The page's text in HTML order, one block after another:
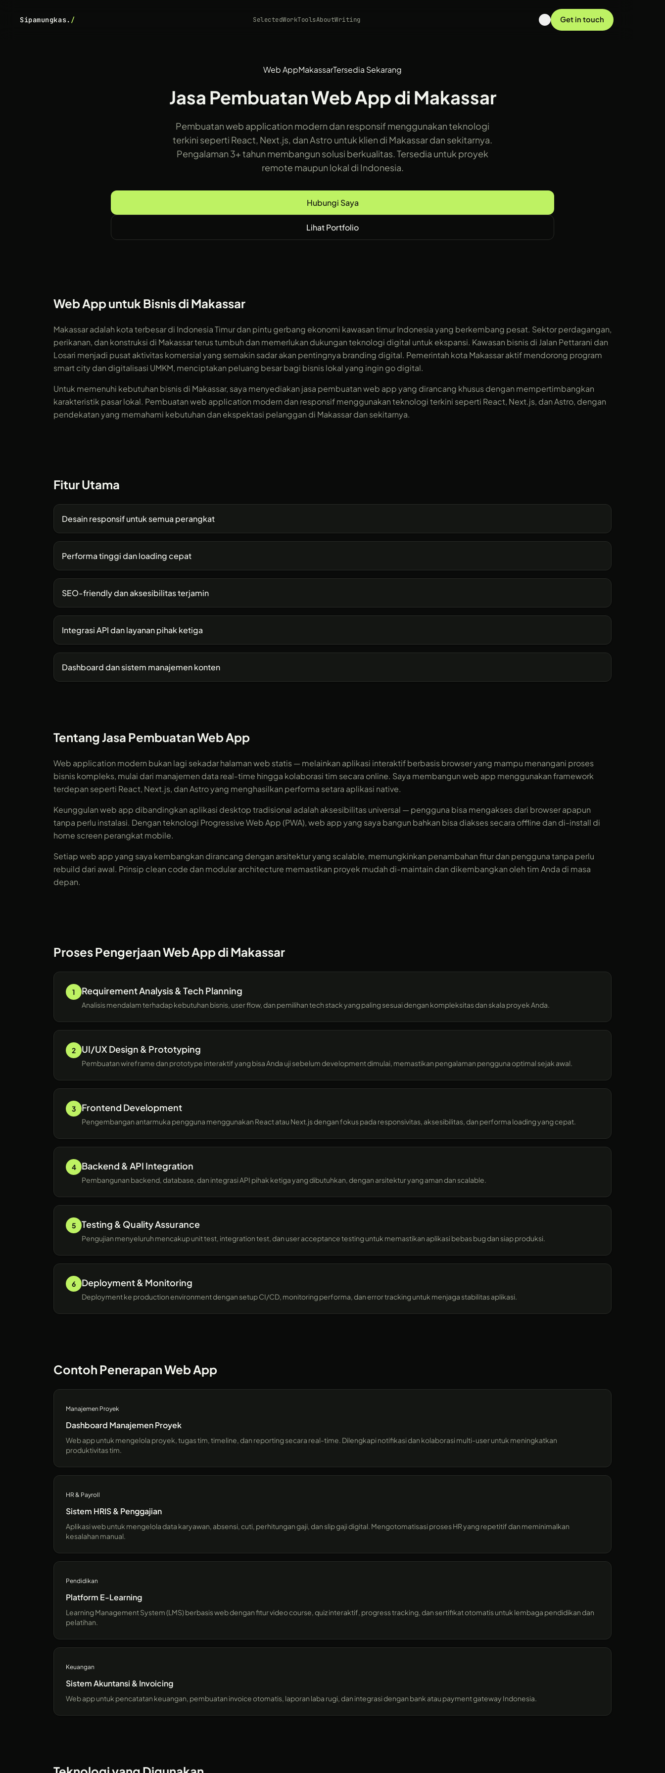
Sipamungkas. / SelectedWorkToolsAboutWriting Get in touch
Web AppMakassarTersedia Sekarang
Jasa Pembuatan Web App di Makassar
Pembuatan web application modern dan responsif menggunakan teknologi
terkini seperti React, Next.js, dan Astro untuk klien di Makassar dan sekitarnya.
Pengalaman 3+ tahun membangun solusi berkualitas. Tersedia untuk proyek
remote maupun lokal di Indonesia.
Hubungi Saya
Lihat Portfolio
Web App untuk Bisnis di Makassar
Makassar adalah kota terbesar di Indonesia Timur dan pintu gerbang ekonomi kawasan timur Indonesia yang berkembang pesat. Sektor perdagangan,
perikanan, dan konstruksi di Makassar terus tumbuh dan memerlukan dukungan teknologi digital untuk ekspansi. Kawasan bisnis di Jalan Pettarani dan
Losari menjadi pusat aktivitas komersial yang semakin sadar akan pentingnya branding digital. Pemerintah kota Makassar aktif mendorong program
smart city dan digitalisasi UMKM, menciptakan peluang besar bagi bisnis lokal yang ingin go digital.
Untuk memenuhi kebutuhan bisnis di Makassar, saya menyediakan jasa pembuatan web app yang dirancang khusus dengan mempertimbangkan
karakteristik pasar lokal. Pembuatan web application modern dan responsif menggunakan teknologi terkini seperti React, Next.js, dan Astro, dengan
pendekatan yang memahami kebutuhan dan ekspektasi pelanggan di Makassar dan sekitarnya.
Fitur Utama
Desain responsif untuk semua perangkat
Performa tinggi dan loading cepat
SEO-friendly dan aksesibilitas terjamin
Integrasi API dan layanan pihak ketiga
Dashboard dan sistem manajemen konten
Tentang Jasa Pembuatan Web App
Web application modern bukan lagi sekadar halaman web statis — melainkan aplikasi interaktif berbasis browser yang mampu menangani proses
bisnis kompleks, mulai dari manajemen data real-time hingga kolaborasi tim secara online. Saya membangun web app menggunakan framework
terdepan seperti React, Next.js, dan Astro yang menghasilkan performa setara aplikasi native.
Keunggulan web app dibandingkan aplikasi desktop tradisional adalah aksesibilitas universal — pengguna bisa mengakses dari browser apapun
tanpa perlu instalasi. Dengan teknologi Progressive Web App (PWA), web app yang saya bangun bahkan bisa diakses secara offline dan di-install di
home screen perangkat mobile.
Setiap web app yang saya kembangkan dirancang dengan arsitektur yang scalable, memungkinkan penambahan fitur dan pengguna tanpa perlu
rebuild dari awal. Prinsip clean code dan modular architecture memastikan proyek mudah di-maintain dan dikembangkan oleh tim Anda di masa
depan.
Proses Pengerjaan Web App di Makassar
1 Requirement Analysis & Tech Planning
Analisis mendalam terhadap kebutuhan bisnis, user flow, dan pemilihan tech stack yang paling sesuai dengan kompleksitas dan skala proyek Anda.
2 UI/UX Design & Prototyping
Pembuatan wireframe dan prototype interaktif yang bisa Anda uji sebelum development dimulai, memastikan pengalaman pengguna optimal sejak awal.
3 Frontend Development
Pengembangan antarmuka pengguna menggunakan React atau Next.js dengan fokus pada responsivitas, aksesibilitas, dan performa loading yang cepat.
4 Backend & API Integration
Pembangunan backend, database, dan integrasi API pihak ketiga yang dibutuhkan, dengan arsitektur yang aman dan scalable.
5 Testing & Quality Assurance
Pengujian menyeluruh mencakup unit test, integration test, dan user acceptance testing untuk memastikan aplikasi bebas bug dan siap produksi.
6 Deployment & Monitoring
Deployment ke production environment dengan setup CI/CD, monitoring performa, dan error tracking untuk menjaga stabilitas aplikasi.
Contoh Penerapan Web App
Manajemen Proyek
Dashboard Manajemen Proyek
Web app untuk mengelola proyek, tugas tim, timeline, dan reporting secara real-time. Dilengkapi notifikasi dan kolaborasi multi-user untuk meningkatkan
produktivitas tim.
HR & Payroll
Sistem HRIS & Penggajian
Aplikasi web untuk mengelola data karyawan, absensi, cuti, perhitungan gaji, dan slip gaji digital. Mengotomatisasi proses HR yang repetitif dan meminimalkan
kesalahan manual.
Pendidikan
Platform E-Learning
Learning Management System (LMS) berbasis web dengan fitur video course, quiz interaktif, progress tracking, dan sertifikat otomatis untuk lembaga pendidikan dan
pelatihan.
Keuangan
Sistem Akuntansi & Invoicing
Web app untuk pencatatan keuangan, pembuatan invoice otomatis, laporan laba rugi, dan integrasi dengan bank atau payment gateway Indonesia.